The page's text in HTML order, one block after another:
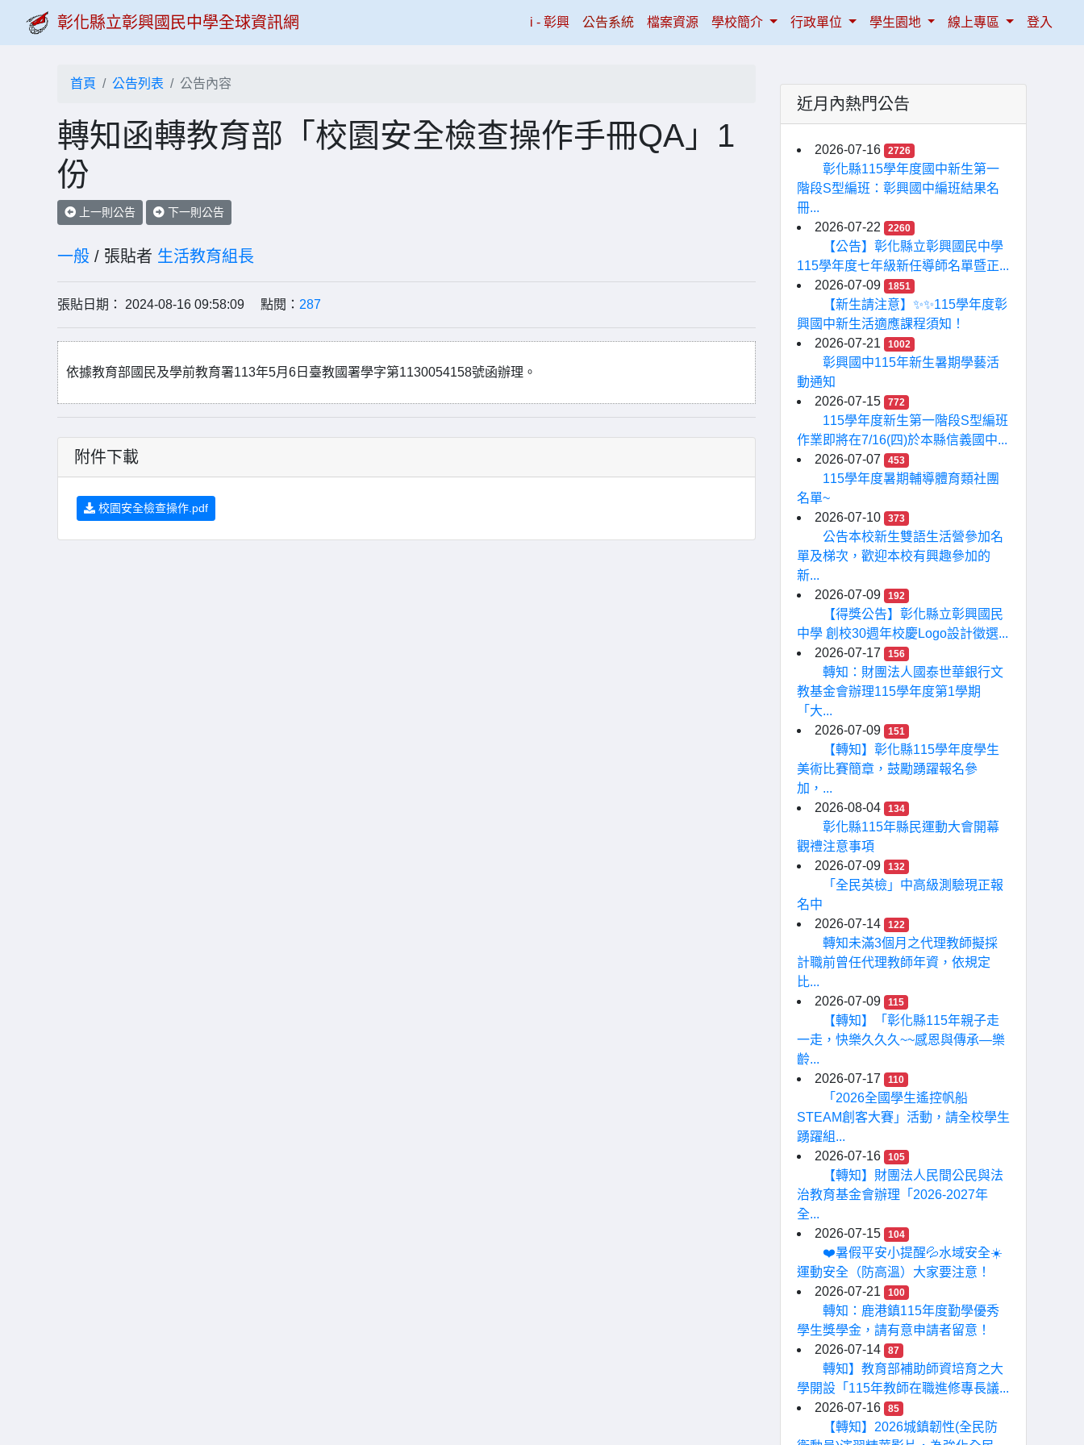
彰化縣立彰興國民中學全球資訊網 i - 彰興(current)
公告系統 檔案資源 學校簡介 行政單位 學生園地 線上專區 登入
首頁 公告列表 公告內容
轉知函轉教育部「校園安全檢查操作手冊QA」1
份
上一則公告 下一則公告
一般 / 張貼者 生活教育組長
張貼日期： 2024-08-16 09:58:09 點閱： 287
依據教育部國民及學前教育署113年5月6日臺教國署學字第1130054158號函辦理。
附件下載
校園安全檢查操作.pdf
近月內熱門公告
2026-07-16 2726
彰化縣115學年度國中新生第一
階段S型編班：彰興國中編班結果名
冊...
2026-07-22
2260
【公告】彰化縣立彰興國民中學
115學年度七年級新任導師名單暨正...
2026-07-09
1851
【新生請注意】✨✨115學年度彰
興國中新生活適應課程須知！
2026-07-21
1002
彰興國中115年新生暑期學藝活
動通知
2026-07-15
772
115學年度新生第一階段S型編班
作業即將在7/16(四)於本縣信義國中...
2026-07-07
453
115學年度暑期輔導體育類社團
名單~
2026-07-10
373
公告本校新生雙語生活營參加名
單及梯次，歡迎本校有興趣參加的
新...
2026-07-09
192
【得獎公告】彰化縣立彰興國民
中學 創校30週年校慶Logo設計徵選...
2026-07-17
156
轉知：財團法人國泰世華銀行文
教基金會辦理115學年度第1學期
「大...
2026-07-09
151
【轉知】彰化縣115學年度學生
美術比賽簡章，鼓勵踴躍報名參
加，...
2026-08-04
134
彰化縣115年縣民運動大會開幕
觀禮注意事項
2026-07-09
132
「全民英檢」中高級測驗現正報
名中
2026-07-14
122
轉知未滿3個月之代理教師擬採
計職前曾任代理教師年資，依規定
比...
2026-07-09
115
【轉知】「彰化縣115年親子走
一走，快樂久久久~~感恩與傳承—樂
齡...
2026-07-17
110
「2026全國學生遙控帆船
STEAM創客大賽」活動，請全校學生
踴躍組...
2026-07-16
105
【轉知】財團法人民間公民與法
治教育基金會辦理「2026-2027年
全...
2026-07-15
104
❤️暑假平安小提醒💦水域安全☀️
運動安全（防高溫）大家要注意！
2026-07-21
100
轉知：鹿港鎮115年度勤學優秀
學生獎學金，請有意申請者留意！
2026-07-14
87
轉知】教育部補助師資培育之大
學開設「115年教師在職進修專長議...
2026-07-16
85
【轉知】2026城鎮韌性(全民防